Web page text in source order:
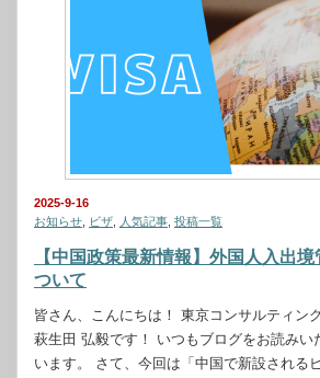
2025-9-16
お知らせ
ビザ 人気記事 投稿一覧
【中国政策最新情報】外国人入出
ついて
皆さん、こんにちは！ 東京コンサルティン
萩生田 弘毅です！ いつもブログをお読みい
います。 さて、今回は「中国で新設される